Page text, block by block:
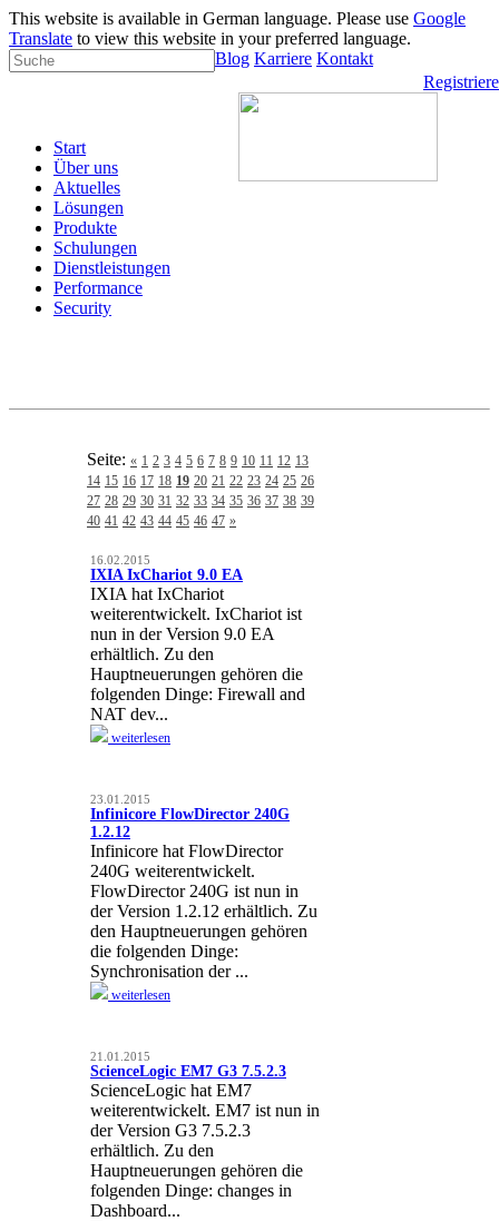
This website is available in German language. Please use Google
Translate to view this website in your preferred language.
Blog Karriere Kontakt
Start
Über uns
Aktuelles
Lösungen
Produkte
Schulungen
Dienstleistungen
Performance
Security
Seite: « 1 2 3 4 5 6 7 8 9 10 11 12 13
14 15 16 17 18 19 20 21 22 23 24 25 26
27 28 29 30 31 32 33 34 35 36 37 38 39
40 41 42 43 44 45 46 47 »
16.02.2015
IXIA IxChariot 9.0 EA
IXIA hat IxChariot
weiterentwickelt. IxChariot ist
nun in der Version 9.0 EA
erhältlich. Zu den
Hauptneuerungen gehören die
folgenden Dinge: Firewall and
NAT dev...
weiterlesen
23.01.2015
Infinicore FlowDirector 240G
1.2.12
Infinicore hat FlowDirector
240G weiterentwickelt.
FlowDirector 240G ist nun in
der Version 1.2.12 erhältlich. Zu
den Hauptneuerungen gehören
die folgenden Dinge:
Synchronisation der ...
weiterlesen
21.01.2015
ScienceLogic EM7 G3 7.5.2.3
ScienceLogic hat EM7
weiterentwickelt. EM7 ist nun in
der Version G3 7.5.2.3
erhältlich. Zu den
Hauptneuerungen gehören die
folgenden Dinge: changes in
Dashboard...